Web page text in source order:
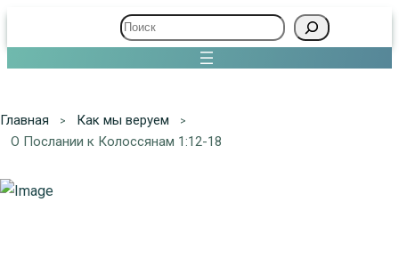
Поиск
Главная
Как мы веруем
О Послании к Колоссянам 1:12-18